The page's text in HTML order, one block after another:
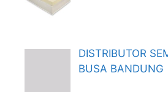
DISTRIBUTOR
BUSA BANDUNG